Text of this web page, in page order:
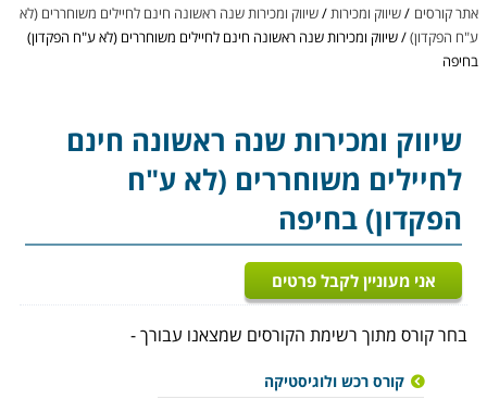
אתר קורסים /שיווק ומכירות/שיווק ומכירות שנה ראשונה חינם לחיילים משוחררים (לא
ע"ח הפקדון)/שיווק ומכירות שנה ראשונה חינם לחיילים משוחררים (לא ע"ח הפקדון)
בחיפה
שיווק ומכירותשנה ראשונה חינם
לחיילים משוחררים (לא ע"ח
הפקדון) בחיפה
אני מעוניין לקבל פרטים
בחר קורס מתוך רשימת הקורסים שמצאנו עבורך -
קורס רכש ולוגיסטיקה